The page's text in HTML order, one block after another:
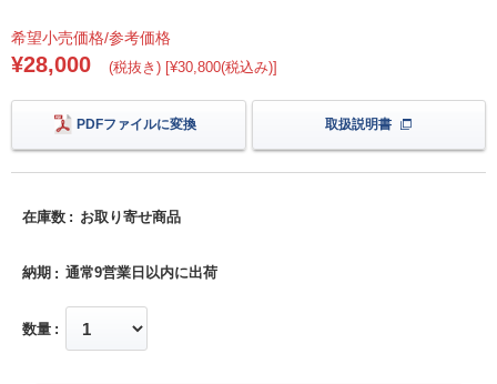
希望小売価格/参考価格
¥28,000 (税抜き) [¥30,800(税込み)]
PDFファイルに変換 取扱説明書
在庫数 お取り寄せ商品
納期 通常9営業日以内に出荷
数量